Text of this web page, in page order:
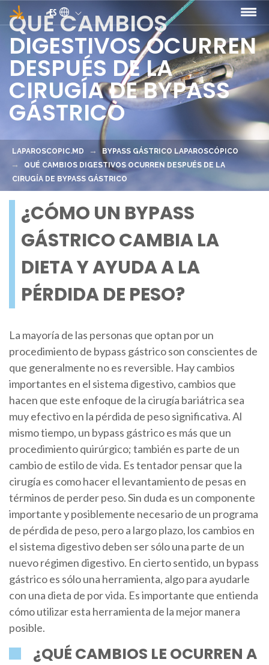
Pasar al contenido principal
ES
QUÉ CAMBIOS
DIGESTIVOS OCURREN
DESPUÉS DE LA
CIRUGÍA DE BYPASS
GÁSTRICO
LAPAROSCOPIC.MD
BYPASS GÁSTRICO LAPAROSCÓPICO
QUÉ CAMBIOS DIGESTIVOS OCURREN DESPUÉS DE LA
CIRUGÍA DE BYPASS GÁSTRICO
¿CÓMO UN BYPASS
GÁSTRICO CAMBIA LA
DIETA Y AYUDA A LA
PÉRDIDA DE PESO?
La mayoría de las personas que optan por un
procedimiento de bypass gástrico son conscientes de
que generalmente no es reversible. Hay cambios
importantes en el sistema digestivo, cambios que
hacen que este enfoque de la cirugía bariátrica sea
muy efectivo en la pérdida de peso significativa. Al
mismo tiempo, un bypass gástrico es más que un
procedimiento quirúrgico; también es parte de un
cambio de estilo de vida. Es tentador pensar que la
cirugía es como hacer el levantamiento de pesas en
términos de perder peso. Sin duda es un componente
importante y posiblemente necesario de un programa
de pérdida de peso, pero a largo plazo, los cambios en
el sistema digestivo deben ser sólo una parte de un
nuevo régimen digestivo. En cierto sentido, un bypass
gástrico es sólo una herramienta, algo para ayudarle
con una dieta de por vida. Es importante que entienda
cómo utilizar esta herramienta de la mejor manera
posible.
¿QUÉ CAMBIOS LE OCURREN A